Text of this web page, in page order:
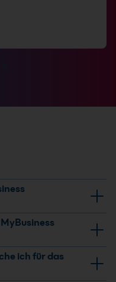
optimierst und
lokaleMitarbeitende
ihre lokale Präsenz
ich für das